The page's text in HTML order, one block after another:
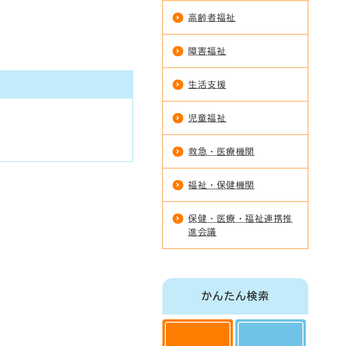
高齢者福祉
障害福祉
生活支援
児童福祉
救急・医療機関
福祉・保健機関
保健・医療・福祉連携推
進会議
かんたん検索